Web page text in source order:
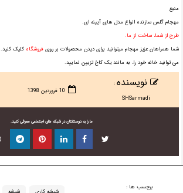
منبع
مهجام گلس سازنده انواع مدل های آیینه ای.
طرح از شما، ساخت از ما.
شما همراهان عزیز مهجام میتوانید برای دیدن محصولات بر رویفروشگاه کلیک کنید.
می توانید خانه خود را، به مانند یک کاخ تزیین نمایید.
نویسنده:
SHSarmadi
10 فروردین 1398
ما را به دوستانتان در شبکه های اجتماعی معرفی کنید.
برچسب ها :